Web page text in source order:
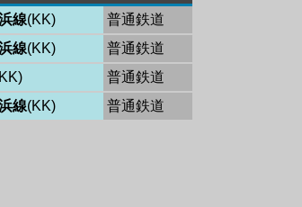
線(KK)
普通鉄道
線(KK)
普通鉄道
普通鉄道
線(KK) 普通鉄道